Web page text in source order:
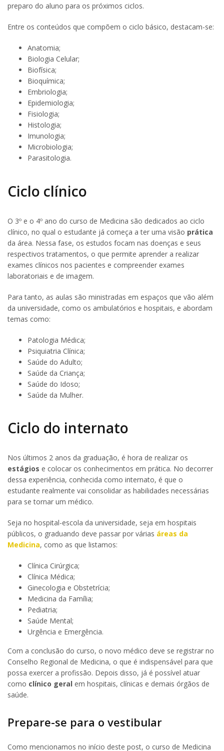
preparo do aluno para os próximos ciclos.
Entre os conteúdos que compõem o ciclo básico, destacam-se:
Anatomia;
Biologia Celular;
Biofísica;
Bioquímica;
Embriologia;
Epidemiologia;
Fisiologia;
Histologia;
Imunologia;
Microbiologia;
Parasitologia.
Ciclo clínico
O 3º e o 4º ano do curso de Medicina são dedicados ao ciclo
clínico, no qual o estudante já começa a ter uma visão prática
da área. Nessa fase, os estudos focam nas doenças e seus
respectivos tratamentos, o que permite aprender a realizar
exames clínicos nos pacientes e compreender exames
laboratoriais e de imagem.
Para tanto, as aulas são ministradas em espaços que vão além
da universidade, como os ambulatórios e hospitais, e abordam
temas como:
Patologia Médica;
Psiquiatria Clínica;
Saúde do Adulto;
Saúde da Criança;
Saúde do Idoso;
Saúde da Mulher.
Ciclo do internato
Nos últimos 2 anos da graduação, é hora de realizar os
estágios e colocar os conhecimentos em prática. No decorrer
dessa experiência, conhecida como internato, é que o
estudante realmente vai consolidar as habilidades necessárias
para se tornar um médico.
Seja no hospital-escola da universidade, seja em hospitais
públicos, o graduando deve passar por várias áreas da
Medicina, como as que listamos:
Clínica Cirúrgica;
Clínica Médica;
Ginecologia e Obstetrícia;
Medicina da Família;
Pediatria;
Saúde Mental;
Urgência e Emergência.
Com a conclusão do curso, o novo médico deve se registrar no
Conselho Regional de Medicina, o que é indispensável para que
possa exercer a profissão. Depois disso, já é possível atuar
como clínico geral em hospitais, clínicas e demais órgãos de
saúde.
Prepare-se para o vestibular
Como mencionamos no início deste post, o curso de Medicina